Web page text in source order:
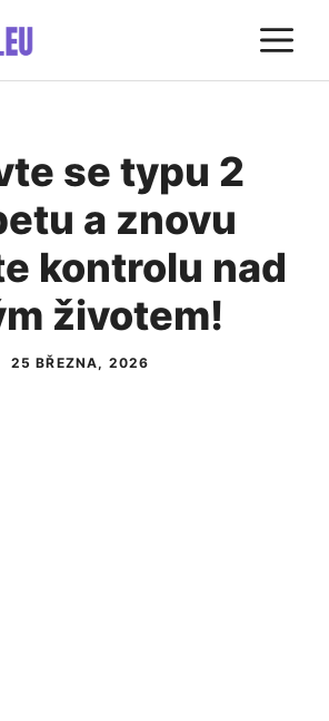
se typu 2
a znovu
kontrolu nad
životem!
25 BŘEZNA, 2026